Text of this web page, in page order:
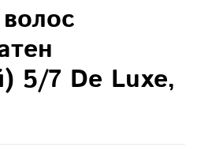
5/7 De Luxe,